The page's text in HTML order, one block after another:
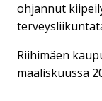
ohjannut
Riihimäen
maaliskuussa